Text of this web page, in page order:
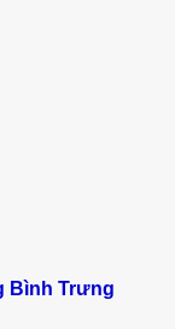
Bình Trưng